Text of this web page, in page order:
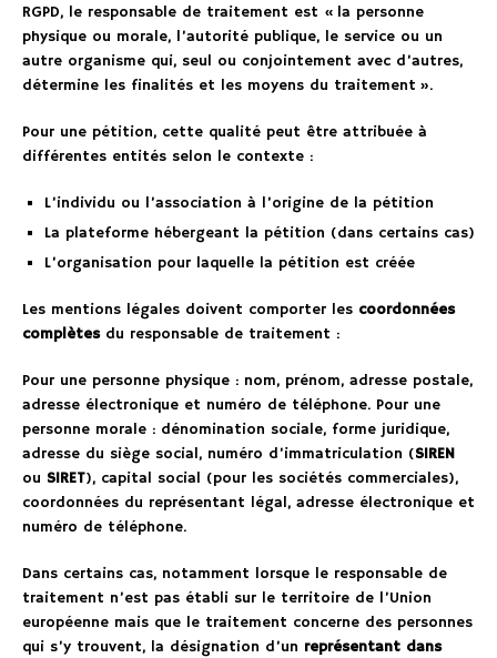
RGPD, le responsable de traitement est « la personne
physique ou morale, l’autorité publique, le service ou un
autre organisme qui, seul ou conjointement avec d’autres,
détermine les finalités et les moyens du traitement ».
Pour une pétition, cette qualité peut être attribuée à
différentes entités selon le contexte :
L’individu ou l’association à l’origine de la pétition
La plateforme hébergeant la pétition (dans certains cas)
L’organisation pour laquelle la pétition est créée
Les mentions légales doivent comporter les coordonnées
complètesdu responsable de traitement :
Pour une personne physique : nom, prénom, adresse postale,
adresse électronique et numéro de téléphone. Pour une
personne morale : dénomination sociale, forme juridique,
adresse du siège social, numéro d’immatriculation (SIREN
ou SIRET), capital social (pour les sociétés commerciales),
coordonnées du représentant légal, adresse électronique et
numéro de téléphone.
Dans certains cas, notamment lorsque le responsable de
traitement n’est pas établi sur le territoire de l’Union
européenne mais que le traitement concerne des personnes
qui s’y trouvent, la désignation d’un représentant dans